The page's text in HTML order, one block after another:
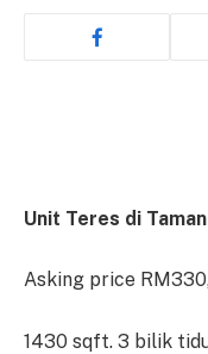
Unit Teres di
Asking price
1430 sqft. 3 bilik